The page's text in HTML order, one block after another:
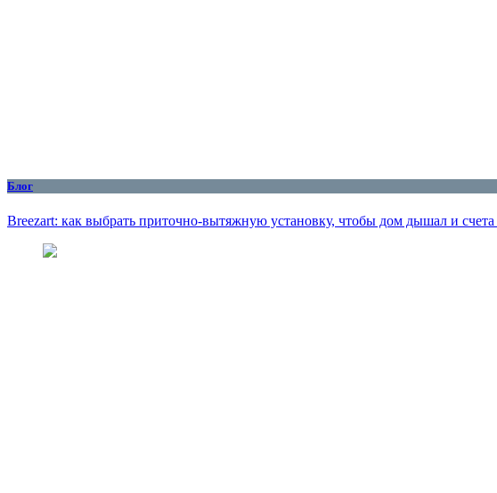
Блог
Breezart: как выбрать приточно-вытяжную установку, чтобы дом дышал и счета